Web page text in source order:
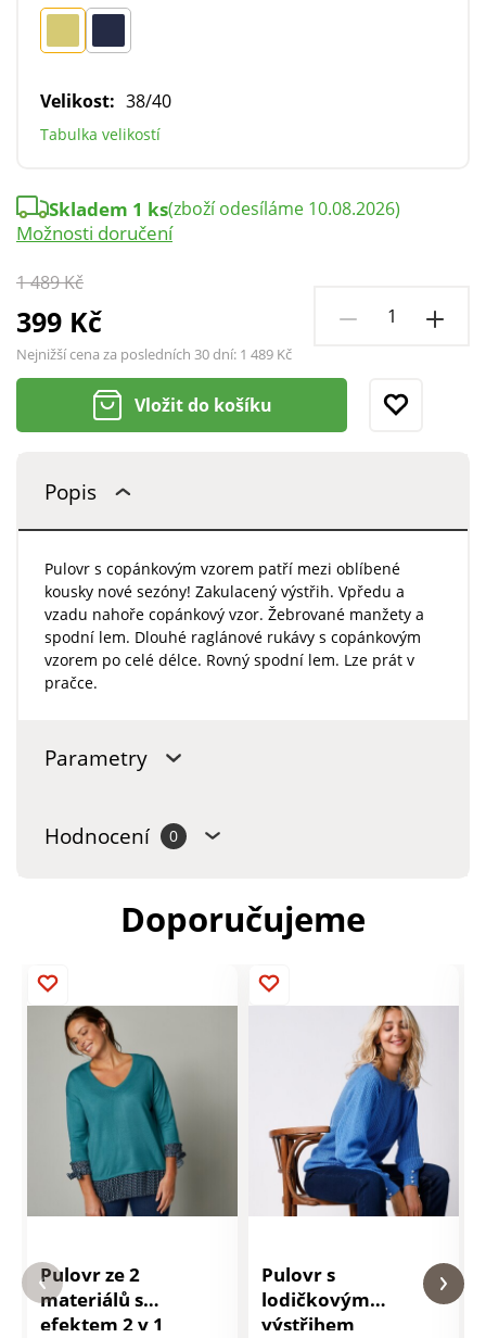
Velikost: 38/40
Tabulka velikostí
1 489 Kč
399 Kč
Nejnižší cena za posledních 30 dní: 1 489 Kč
Skladem 1 ks(zboží odesíláme 10.08.2026)
Možnosti doručení
Vložit do košíku
Popis
Pulovr s copánkovým vzorem patří mezi oblíbené
kousky nové sezóny! Zakulacený výstřih. Vpředu a
vzadu nahoře copánkový vzor. Žebrované manžety a
spodní lem. Dlouhé raglánové rukávy s copánkovým
vzorem po celé délce. Rovný spodní lem. Lze prát v
pračce.
Parametry
Hodnocení 0
Doporučujeme
Pulovr ze 2
materiálů s
efektem 2 v 1
Pulovr s
lodičkovým
výstřihem